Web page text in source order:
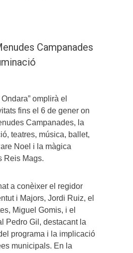
Campanades
omplirà el
fins el 6 de gener on
Campanades, la
teatres, música, ballet,
Noel i la màgica
Reis Mags.
a conèixer el regidor
i Majors, Jordi Ruiz, el
Miguel Gomis, i el
Pedro Gil, destacant la
programa i la implicació
municipals. En la